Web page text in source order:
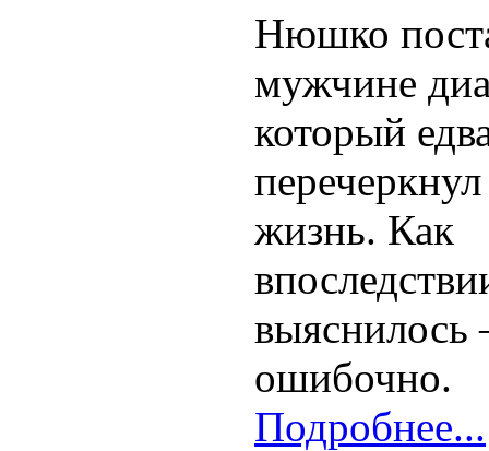
Нюшко
мужчине
который
перечеркнул
жизнь. Как
выяснилось
ошибочно.
Подробнее...